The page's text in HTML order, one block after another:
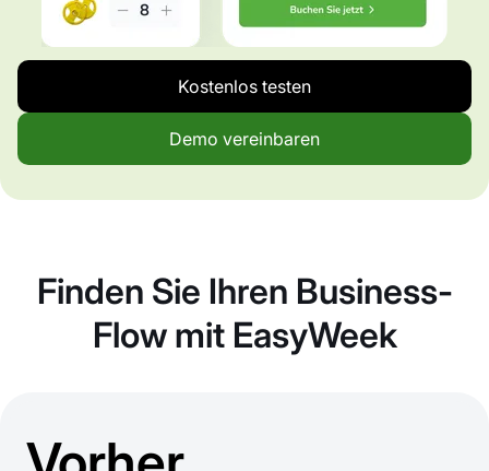
Kostenlos testen
Demo vereinbaren
Finden Sie Ihren Business-
Flow mit EasyWeek